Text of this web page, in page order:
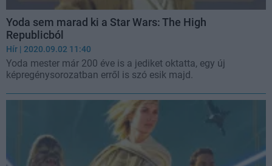
Yoda sem marad ki a Star Wars: The High
Republicból
Hír | 2020.09.02 11:40
Yoda mester már 200 éve is a jediket oktatta, egy új
képregénysorozatban erről is szó esik majd.